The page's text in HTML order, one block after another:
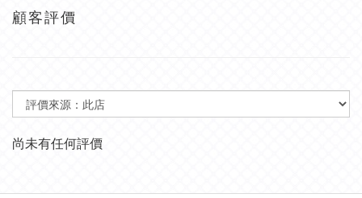
顧客評價
尚未有任何評價